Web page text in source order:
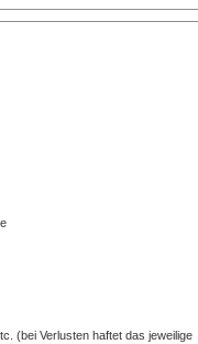
(bei Verlusten haftet das jeweilige